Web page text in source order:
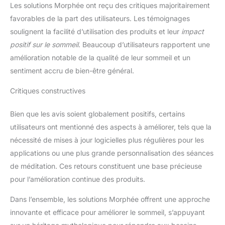
Les solutions Morphée ont reçu des critiques majoritairement
favorables de la part des utilisateurs. Les témoignages
soulignent la facilité d’utilisation des produits et leur impact
positif sur le sommeil. Beaucoup d’utilisateurs rapportent une
amélioration notable de la qualité de leur sommeil et un
sentiment accru de bien-être général.
Critiques constructives
Bien que les avis soient globalement positifs, certains
utilisateurs ont mentionné des aspects à améliorer, tels que la
nécessité de mises à jour logicielles plus régulières pour les
applications ou une plus grande personnalisation des séances
de méditation. Ces retours constituent une base précieuse
pour l’amélioration continue des produits.
Dans l’ensemble, les solutions Morphée offrent une approche
innovante et efficace pour améliorer le sommeil, s’appuyant